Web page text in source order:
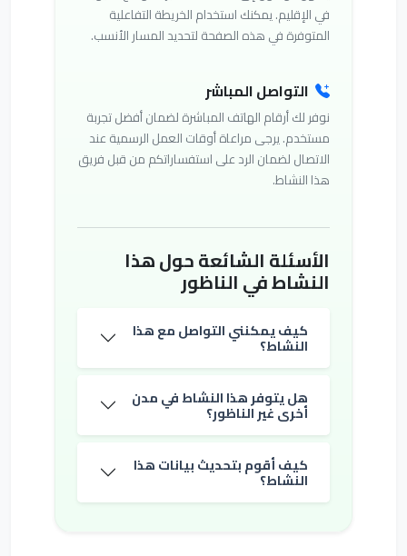
في الإقليم. يمكنك استخدام الخريطة التفاعلية
المتوفرة في هذه الصفحة لتحديد المسار الأنسب.
التواصل المباشر
نوفر لك أرقام الهاتف المباشرة لضمان أفضل تجربة
مستخدم. يرجى مراعاة أوقات العمل الرسمية عند
الاتصال لضمان الرد على استفساراتكم من قبل فريق
هذا النشاط.
الأسئلة الشائعة حول هذا
النشاط في الناظور
كيف يمكنني التواصل مع هذا
النشاط؟
هل يتوفر هذا النشاط في مدن
أخرى غير الناظور؟
كيف أقوم بتحديث بيانات هذا
النشاط؟